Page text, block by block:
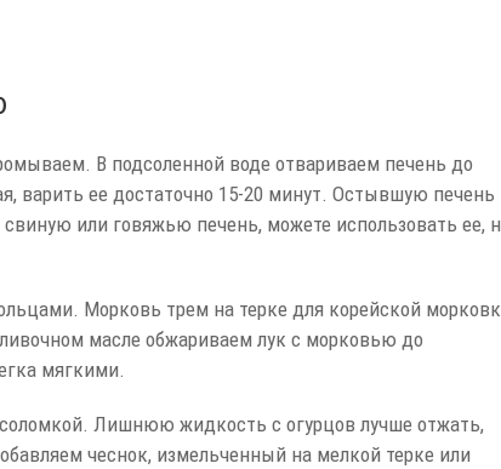
В подсоленной воде отвариваем печень до
варить ее достаточно 15-20 минут. Остывшую печень
или говяжью печень, можете использовать ее,
Морковь трем на терке для корейской
масле обжариваем лук с морковью до
мягкими.
Лишнюю жидкость с огурцов лучше отжать,
чеснок, измельченный на мелкой терке или